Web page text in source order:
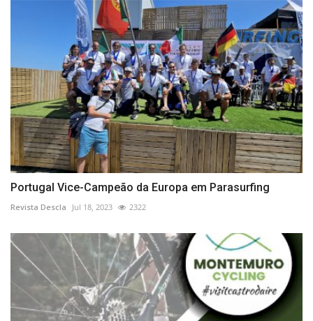
Portugal Vice-Campeão da Europa em Parasurfing
Revista Descla Jul 18, 2023 2322